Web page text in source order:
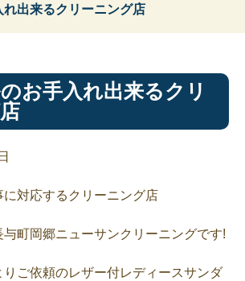
出来るクリーニング店
お手入れ出来るクリ
に対応するクリーニング店
町岡郷ニューサンクリーニングです!
ご依頼のレザー付レディースサンダ